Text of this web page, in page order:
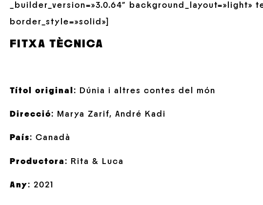
_builder_version=»3.0.64″ background_layout=»light»
border_style=»solid»]
FITXA TÈCNICA
Títol original : Dúnia i altres contes del món
Direcció: Marya Zarif, André Kadi
País: Canadà
Productora: Rita & Luca
Any: 2021